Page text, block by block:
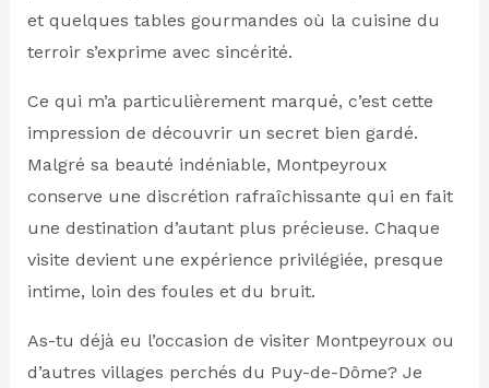
et quelques tables gourmandes où la cuisine du
terroir s’exprime avec sincérité.
Ce qui m’a particulièrement marqué, c’est cette
impression de découvrir un secret bien gardé.
Malgré sa beauté indéniable, Montpeyroux
conserve une discrétion rafraîchissante qui en fait
une destination d’autant plus précieuse. Chaque
visite devient une expérience privilégiée, presque
intime, loin des foules et du bruit.
As-tu déjà eu l’occasion de visiter Montpeyroux ou
d’autres villages perchés du Puy-de-Dôme? Je